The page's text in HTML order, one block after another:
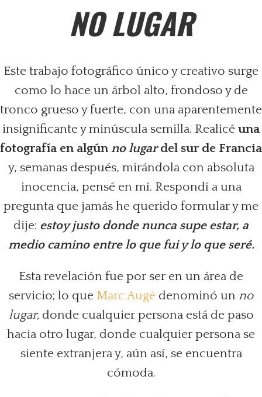
NO LUGAR
Este trabajo fotográfico único y creativo surge
como lo hace un árbol alto, frondoso y de
tronco grueso y fuerte, con una aparentemente
insignificante y minúscula semilla. Realicé una
fotografía en algún no lugardel sur de Francia
y, semanas después, mirándola con absoluta
inocencia, pensé en mí. Respondí a una
pregunta que jamás he querido formular y me
dije: estoy justo donde nunca supe estar, a
medio camino entre lo que fui y lo que seré.
Esta revelación fue por ser en un área de
servicio; lo que Marc Augé denominó un no
lugar,donde cualquier persona está de paso
hacia otro lugar, donde cualquier persona se
siente extranjera y, aún así, se encuentra
cómoda.